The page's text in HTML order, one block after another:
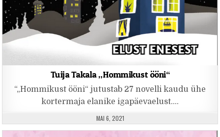
Tuija Takala „Hommikust ööni“
“„Hommikust ööni“ jutustab 27 novelli kaudu ühe
kortermaja elanike igapäevaelust….
PUBLISHED DATE:
MAI 6, 2021